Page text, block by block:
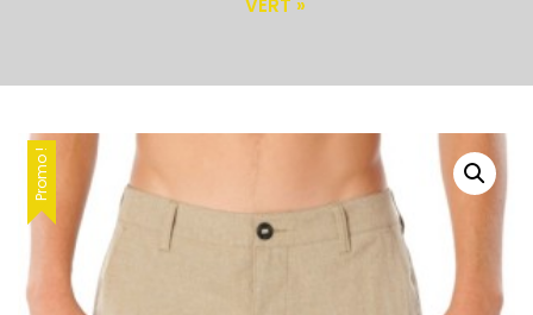
VERT »
Promo !